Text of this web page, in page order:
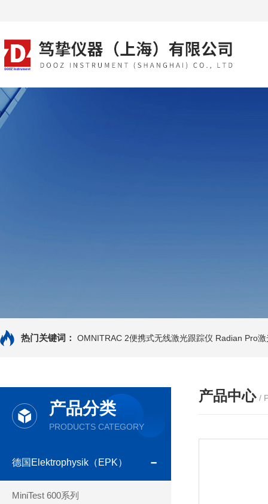
热门关键词： OMNITRAC 2便携式无线激光跟踪仪 Radian Pro
产品分类
PRODUCTS CATEGORY
德国Elektrophysik（EPK）
MiniTest 600系列
产品中心 /